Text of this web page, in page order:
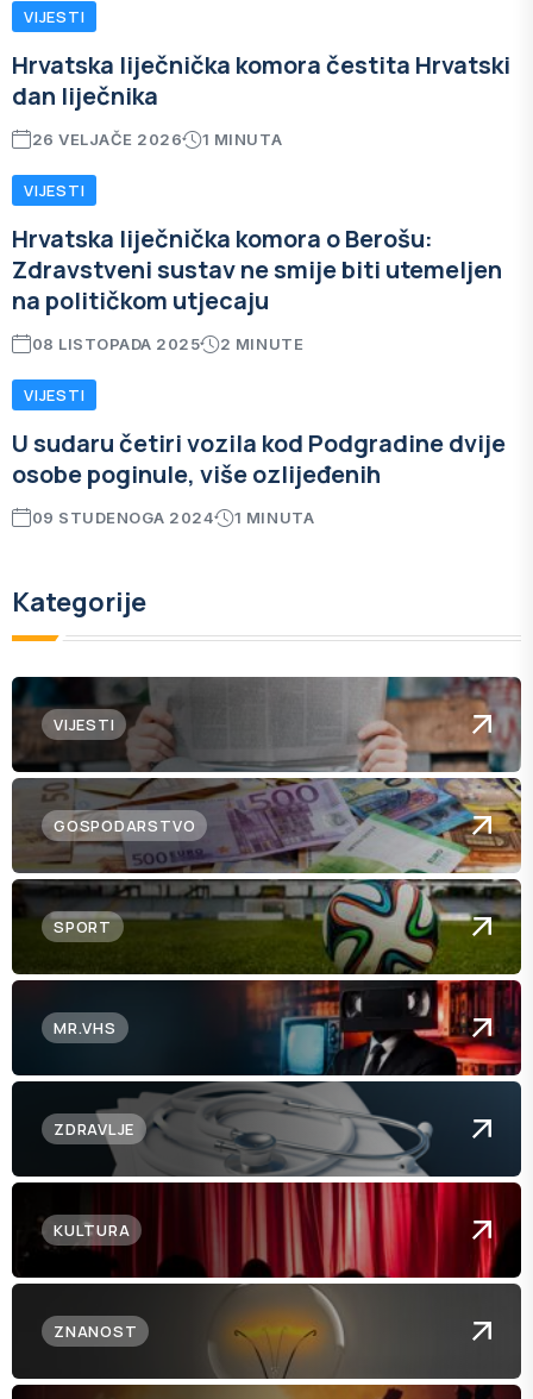
VIJESTI
Hrvatska liječnička komora čestita Hrvatski
dan liječnika
26 VELJAČE 2026 1 MINUTA
VIJESTI
Hrvatska liječnička komora o Berošu:
Zdravstveni sustav ne smije biti utemeljen
na političkom utjecaju
08 LISTOPADA 2025 2 MINUTE
VIJESTI
U sudaru četiri vozila kod Podgradine dvije
osobe poginule, više ozlijeđenih
09 STUDENOGA 2024 1 MINUTA
Kategorije
VIJESTI
GOSPODARSTVO
SPORT
MR.VHS
ZDRAVLJE
KULTURA
ZNANOST